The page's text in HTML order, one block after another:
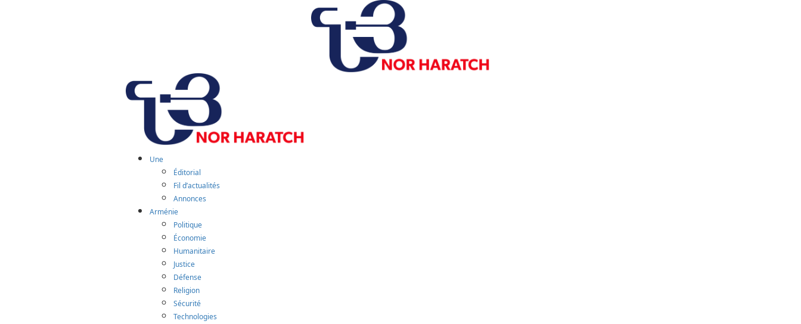
principal
Une
Éditorial
Fil d’actualités
Annonces
Arménie
Politique
Économie
Humanitaire
Justice
Défense
Religion
Sécurité
Technologies